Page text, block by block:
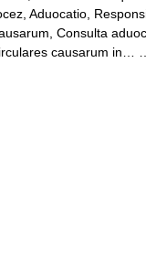
Aduocatio,
Consulta
causarum in…